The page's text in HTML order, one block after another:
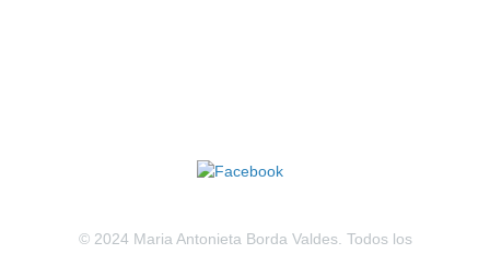
© 2024 Maria Antonieta Borda Valdes. Todos los